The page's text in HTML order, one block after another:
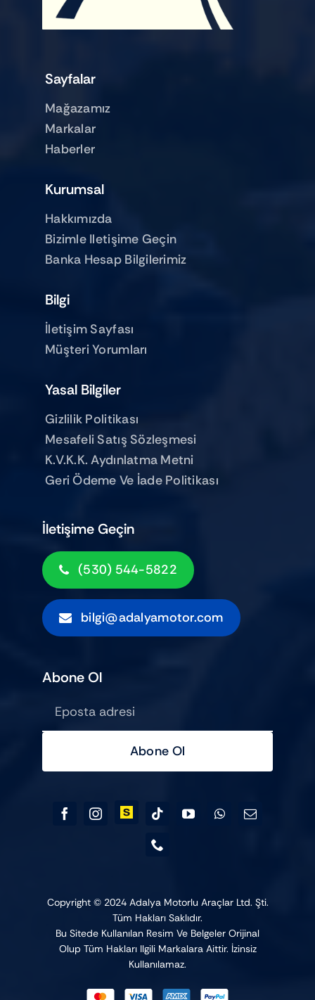
Sayfalar
Mağazamız
Markalar
Haberler
Kurumsal
Hakkımızda
Bizimle Iletişime Geçin
Banka Hesap Bilgilerimiz
İletişime Geçin
(530) 544-5822
bilgi@adalyamotor.com
Bilgi
İletişim Sayfası
Müşteri Yorumları
Yasal Bilgiler
Gizlilik Politikası
Mesafeli Satış Sözleşmesi
K.V.K.K. Aydınlatma Metni
Geri Ödeme Ve İade Politikası
Abone Ol
Abone Ol
Copyright © 2024 Adalya Motorlu Araçlar Ltd. Şti.
Tüm Hakları Saklıdır.
Bu Sitede Kullanılan Resim Ve Belgeler Orijinal
Olup Tüm Hakları Ilgili Markalara Aittir. İzinsiz
Kullanılamaz.